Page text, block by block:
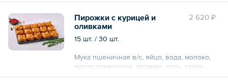
2 620 ₽
Пирожки с курицей и
оливками
15 шт. / 30 шт.
Мука пшеничная в/с, яйцо, вода, молоко,
масло сливочное, дрожжи, соль, сахар,
куриное филе, лук репчатый, оливки, соль,